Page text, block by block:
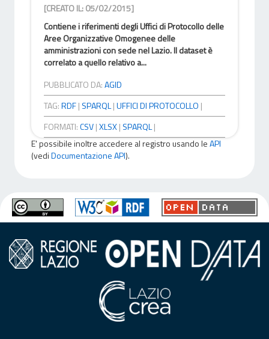
[CREATO IL: 05/02/2015]
Contiene i riferimenti degli Uffici di Protocollo delle
Aree Organizzative Omogenee delle
amministrazioni con sede nel Lazio. Il dataset è
correlato a quello relativo a...
PUBBLICATO DA:AGID
TAG:RDF| SPARQL|UFFICI DI PROTOCOLLO |
FORMATI:CSV|XLSX| SPARQL|
E' possibile inoltre accedere al registro usando leAPI
(vediDocumentazione API).